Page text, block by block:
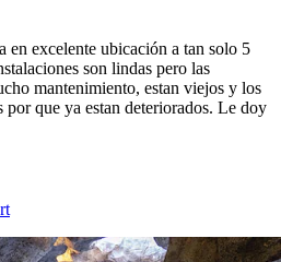
en excelente ubicación a tan solo 5
son lindas pero las
mantenimiento, estan viejos y los
por que ya estan deteriorados. Le doy